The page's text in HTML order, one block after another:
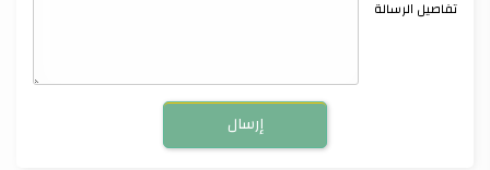
تفاصيل الرسالة